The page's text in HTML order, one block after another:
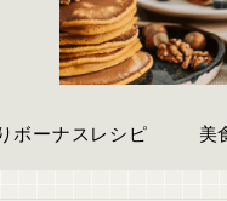
ボーナスレシピ 美